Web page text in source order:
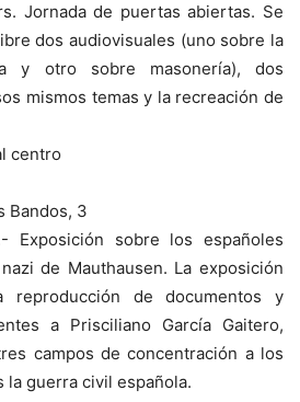
Jornada de puertas abiertas. Se
dos audiovisuales (uno sobre la
y otro sobre masonería), dos
mismos temas y la recreación de
centro
Bandos, 3
Exposición sobre los españoles
de Mauthausen. La exposición
reproducción de documentos y
a Prisciliano García Gaitero,
campos de concentración a los
guerra civil española.